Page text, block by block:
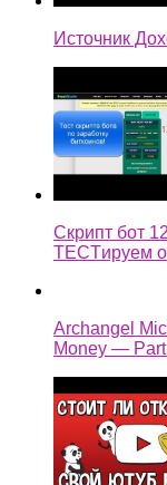
Источник
Скрипт бот
TECTируем
Archangel
Money —